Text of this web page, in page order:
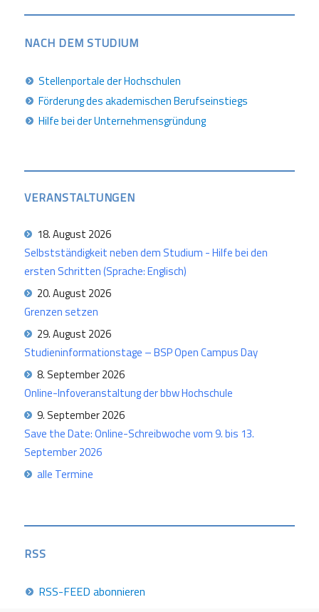
NACH DEM STUDIUM
Stellenportale der Hochschulen
Förderung des akademischen Berufseinstiegs
Hilfe bei der Unternehmensgründung
VERANSTALTUNGEN
18. August 2026
Selbstständigkeit neben dem Studium - Hilfe bei den
ersten Schritten (Sprache: Englisch)
20. August 2026
Grenzen setzen
29. August 2026
Studieninformationstage – BSP Open Campus Day
8. September 2026
Online-Infoveranstaltung der bbw Hochschule
9. September 2026
Save the Date: Online-Schreibwoche vom 9. bis 13.
September 2026
alle Termine
RSS
RSS-FEED abonnieren